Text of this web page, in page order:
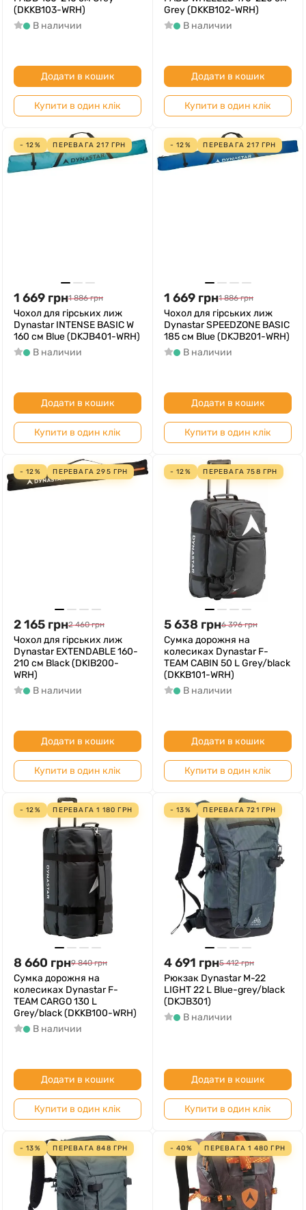
(DKKB103-WRH)
В наличии
Додати в кошик
Купити в один клік
Grey (DKKB102-WRH)
В наличии
Додати в кошик
Купити в один клік
- 12% ПЕРЕВАГА217 ГРН
1 669 грн1 886 грн
Чохол для гірських лиж
Dynastar INTENSE BASIC W
160 см Blue (DKJB401-WRH)
В наличии
Додати в кошик
Купити в один клік
- 12% ПЕРЕВАГА217 ГРН
1 669 грн1 886 грн
Чохол для гірських лиж
Dynastar SPEEDZONE BASIC
185 см Blue (DKJB201-WRH)
В наличии
Додати в кошик
Купити в один клік
- 12% ПЕРЕВАГА295 ГРН
2 165 грн2 460 грн
Чохол для гірських лиж
Dynastar EXTENDABLE 160-
210 см Black (DKIB200-
WRH)
В наличии
Додати в кошик
Купити в один клік
- 12% ПЕРЕВАГА758 ГРН
5 638 грн6 396 грн
Сумка дорожня на
колесиках Dynastar F-
TEAM CABIN 50 L Grey/black
(DKKB101-WRH)
В наличии
Додати в кошик
Купити в один клік
- 12% ПЕРЕВАГА1 180 ГРН
8 660 грн9 840 грн
Сумка дорожня на
колесиках Dynastar F-
TEAM CARGO 130 L
Grey/black (DKKB100-WRH)
В наличии
Додати в кошик
Купити в один клік
- 13% ПЕРЕВАГА721 ГРН
4 691 грн5 412 грн
Рюкзак Dynastar M-22
LIGHT 22 L Blue-grey/black
(DKJB301)
В наличии
Додати в кошик
Купити в один клік
- 13% ПЕРЕВАГА848 ГРН - 40% ПЕРЕВАГА1 480 ГРН